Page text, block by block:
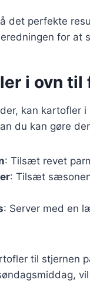
det perfekte
for at
i ovn
kan kartofler
du kan gøre
: Tilsæt revet
: Tilsæt
: Server med en
til stjernen